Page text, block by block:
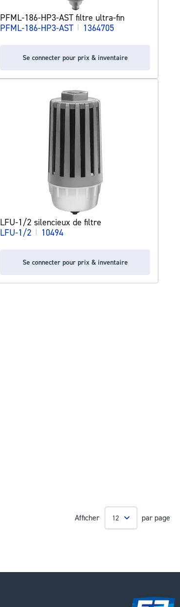
PFML-186-HP3-AST filtre ultra-fin
PFML-186-HP3-AST | 1364705
Se connecter pour prix & inventaire
LFU-1/2 silencieux de filtre
LFU-1/2 | 10494
Se connecter pour prix & inventaire
Afficher par page